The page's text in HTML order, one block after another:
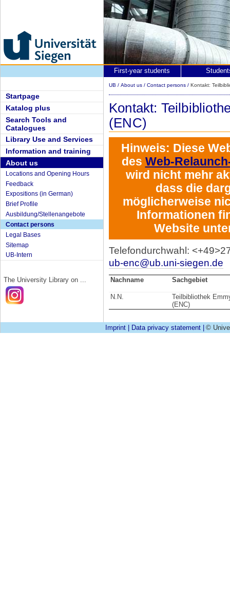
Startpage
Katalog plus
Search Tools and
Catalogues
Library Use and Services
Information and training
About us
Locations and Opening Hours
Feedback
Expositions (in German)
Brief Profile
Ausbildung/Stellenangebote
Contact persons
Legal Bases
Sitemap
UB-Intern
The University Library on ...
First-year students
UB / About us / Contact persons / Kontakt:
Kontakt:
(ENC)
Hinweis: Diese
des Web-
wird nicht mehr
dass die
möglicherweise
Informationen
Website
Telefondurchwahl:
ub-enc@ub.uni-siegen.de
Nachname Sachgebiet
N.N.
Teilbibliothek
(ENC)
Imprint| Data privacy statement ©